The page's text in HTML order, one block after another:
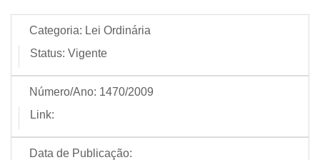
Categoria: Lei Ordinária
Status: Vigente
Número/Ano: 1470/2009
Link:
Data de Publicação: